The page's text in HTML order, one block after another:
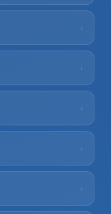
›
›
›
›
›